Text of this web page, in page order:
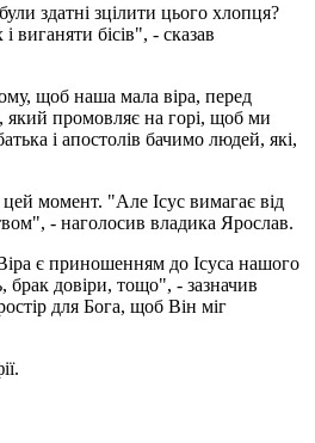
здатні зцілити цього хлопця?
бісів", - сказав
щоб наша мала віра, перед
який промовляє на горі, щоб ми
і апостолів бачимо людей, які,
момент. "Але Ісус вимагає від
- наголосив владика Ярослав.
є приношенням до Ісуса нашого
брак довіри, тощо", - зазначив
для Бога, щоб Він міг